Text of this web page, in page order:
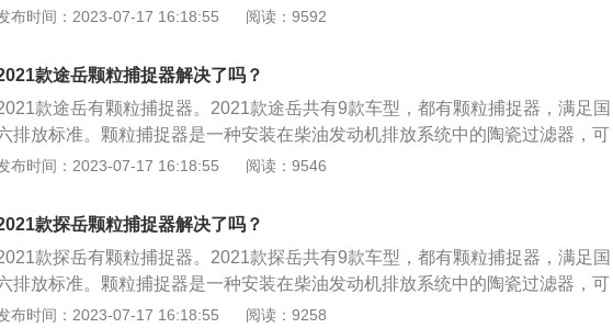
器是什么，为什么会出现这些问题？颗粒捕捉器其实就是是一种安装在汽车发
的净水过滤差不多。然而当颗粒捕捉器的颗粒物逐渐增加后，就会出现车主们
提到的油耗增加，动力下降的问题。简单来说其实颗粒捕捉器对汽车本身来说是
于一个拖后腿的装置。
布时间：2023-07-17 16:18:55 阅读：9592
款途岳颗粒捕捉器解决了吗？
款途岳有颗粒捕捉器。2021款途岳共有9款车型，都有颗粒捕捉器，满足国
排放标准。颗粒捕捉器是一种安装在柴油发动机排放系统中的陶瓷过滤器，可
在微粒排放物质进入大气之前将其捕捉。它能够减少柴油发动机所产生的烟灰
的工作原理：柴油微粒过滤器喷涂上金属铂、铑、钯，柴油发动机排出的含有
炭粒的黑烟，通过专门的管道进入发动机尾气微粒捕集器，经过其内部密集设置
袋式过滤器，将炭烟微粒吸附在金属纤维毡制成的过滤器上；当微粒的吸附量
到一定程度后，尾端的燃烧器自动点火燃烧，将吸附在上面的炭烟微粒烧掉，
成对人体无害的二氧化碳排出。查看2021款途岳是否带颗粒捕捉器，可以通过
布时间：2023-07-17 16:18:55 阅读：9546
款探岳颗粒捕捉器解决了吗？
款探岳有颗粒捕捉器。2021款探岳共有9款车型，都有颗粒捕捉器，满足国
排放标准。颗粒捕捉器是一种安装在柴油发动机排放系统中的陶瓷过滤器，可
在微粒排放物质进入大气之前将其捕捉。它能够减少柴油发动机所产生的烟灰
布时间：2023-07-17 16:18:55 阅读：9258